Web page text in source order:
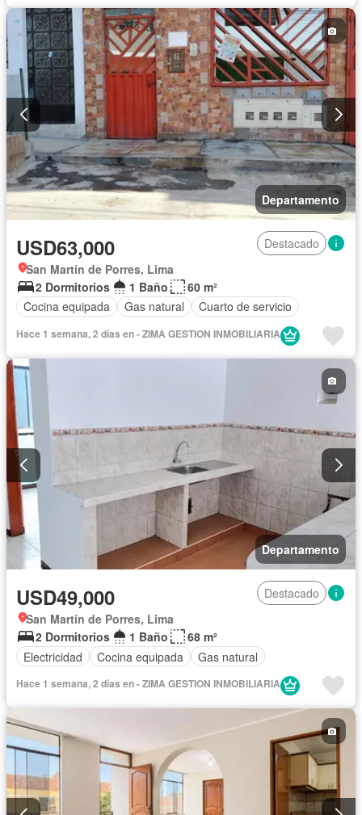
Departamento
USD63,000
Destacado
San Martín de Porres, Lima
2 Dormitorios
1 Baño
60 m²
Cocina equipada
Gas natural Cuarto de servicio
Hace 1 semana, 2 días en - ZIMA GESTION INMOBILIARIA
Departamento
USD49,000
Destacado
San Martín de Porres, Lima
2 Dormitorios
1 Baño
68 m²
Electricidad
Cocina equipada Gas natural
Hace 1 semana, 2 días en - ZIMA GESTION INMOBILIARIA